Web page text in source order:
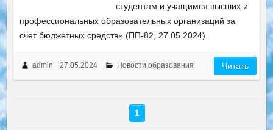
студентам и учащимся высших и
профессиональных образовательных организаций за
счет бюджетных средств» (ПП-82, 27.05.2024).
admin 27.05.2024 Новости образования Читать
1